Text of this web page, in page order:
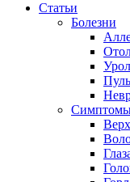
Статьи
Болезни